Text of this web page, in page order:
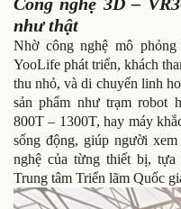
như thật
Nhờ công nghệ mô
YooLife phát triển, khách
thu nhỏ, và di chuyển linh
sản phẩm như trạm robot
800T – 1300T, hay máy
sống động, giúp người
nghệ của từng thiết bị,
Trung tâm Triển lãm Quốc